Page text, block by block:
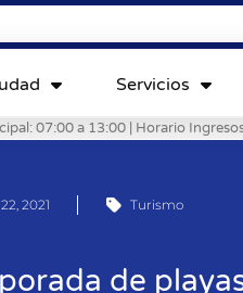
Servicios
07:00 a 13:00 | Horario
2021 Turismo
de